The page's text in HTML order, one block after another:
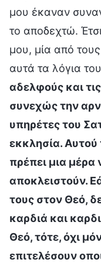
μου έκαναν
το αποδεχτώ.
μου, μία από
αυτά τα λόγια
αδελφούς και
συνεχώς την
υπηρέτες του
εκκλησία. Αυτού
πρέπει μια
αποκλειστούν.
τους στον Θεό,
καρδιά και
Θεό, τότε, όχι
επιτελέσουν